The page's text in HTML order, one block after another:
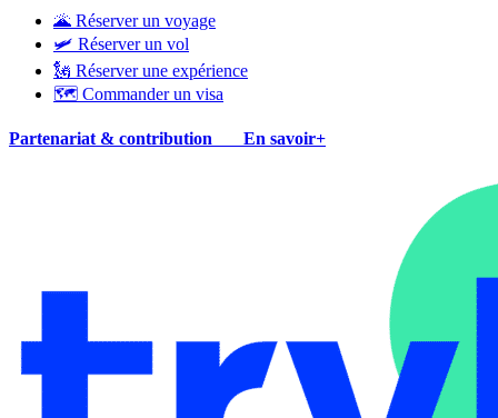
🌋 Réserver un voyage
🛩 Réserver un vol
🗽 Réserver une expérience
🗺 Commander un visa
Partenariat & contribution En savoir+